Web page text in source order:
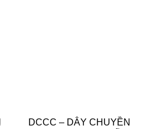
DCCC – DÂY CHUYỀN